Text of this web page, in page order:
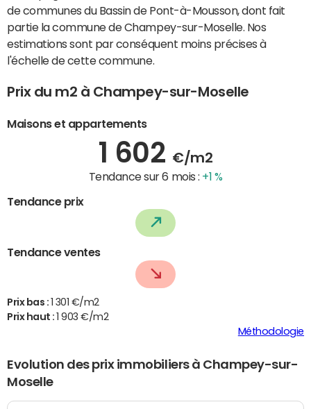
de communes du Bassin de Pont-à-Mousson, dont fait
partie la commune de Champey-sur-Moselle. Nos
estimations sont par conséquent moins précises à
l'échelle de cette commune.
Prix du m2 à Champey-sur-Moselle
Maisons et appartements
1 602 €/m2
Tendance sur 6 mois : +1 %
Tendance prix
Tendance ventes
Prix bas :
1 301 €/m2
Prix haut :
1 903 €/m2
Méthodologie
Evolution des prix immobiliers à Champey-sur-
Moselle